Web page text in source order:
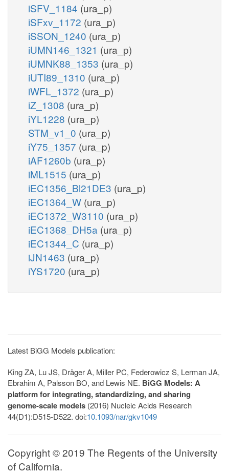
iSFV_1184 (ura_p)
iSFxv_1172 (ura_p)
iSSON_1240 (ura_p)
iUMN146_1321 (ura_p)
iUMNK88_1353 (ura_p)
iUTI89_1310 (ura_p)
iWFL_1372 (ura_p)
iZ_1308 (ura_p)
iYL1228 (ura_p)
STM_v1_0 (ura_p)
iY75_1357 (ura_p)
iAF1260b (ura_p)
iML1515 (ura_p)
iEC1356_Bl21DE3 (ura_p)
iEC1364_W (ura_p)
iEC1372_W3110 (ura_p)
iEC1368_DH5a (ura_p)
iEC1344_C (ura_p)
iJN1463 (ura_p)
iYS1720 (ura_p)
Latest BiGG Models publication:
King ZA, Lu JS, Dräger A, Miller PC, Federowicz S, Lerman JA,
Ebrahim A, Palsson BO, and Lewis NE. BiGG Models: A
platform for integrating, standardizing, and sharing
genome-scale models (2016) Nucleic Acids Research
44(D1):D515-D522. doi:10.1093/nar/gkv1049
Copyright © 2019 The Regents of the University
of California.